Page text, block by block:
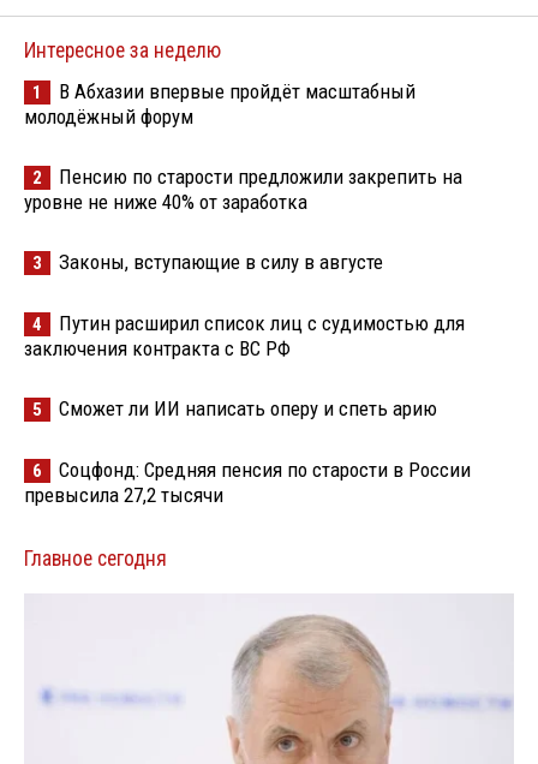
Интересное за неделю
1
В Абхазии впервые пройдёт масштабный
молодёжный форум
2
Пенсию по старости предложили закрепить на
уровне не ниже 40% от заработка
3 Законы, вступающие в силу в августе
4
Путин расширил список лиц с судимостью для
заключения контракта с ВС РФ
5 Сможет ли ИИ написать оперу и спеть арию
6
Соцфонд: Средняя пенсия по старости в России
превысила 27,2 тысячи
Главное сегодня